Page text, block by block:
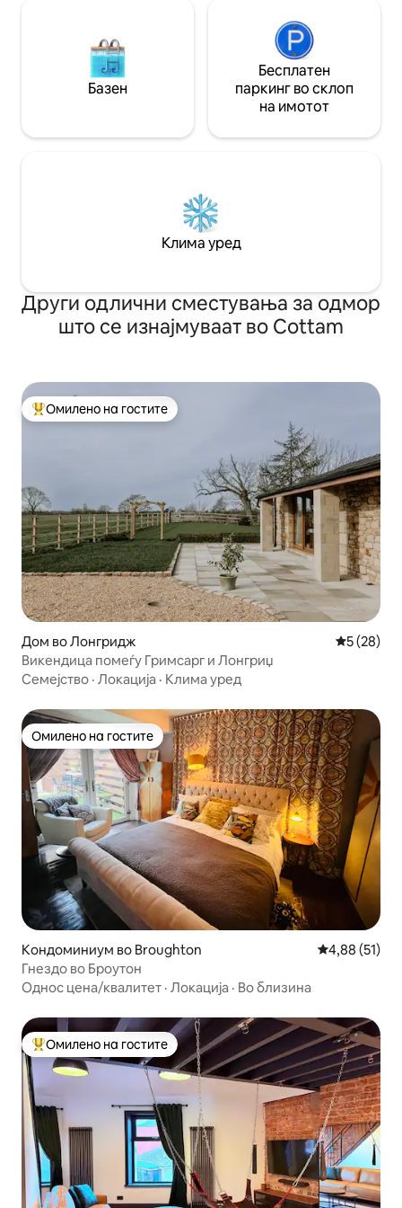
Базен
Бесплатен
паркинг во склоп
на имотот
Клима уред
Други одлични сместувања за одмор
што се изнајмуваат во Cottam
Меѓу најуспешните „Омилени на гостите“
Омилено на гостите
Дом во Лонгридж Просечна
5 (28)
Викендица помеѓу Гримсарг и Лонгриџ
Семејство · Локација · Клима уред
Омилено на гостите
Омилено на гостите
Кондоминиум во Broughton Просечна
4,88 (51)
Гнездо во Броутон
Однос цена/квалитет · Локација · Во близина
Меѓу најуспешните „Омилени на гостите“
Омилено на гостите